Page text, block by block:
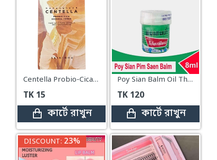
Centella Probio-Cica Essence Toner Mini
TK 15
কার্টে রাখুন
Poy Sian Balm Oil Thai Herbal Herb Aroma Relax – 8cc
TK 120
কার্টে রাখুন
DISCOUNT: 23%